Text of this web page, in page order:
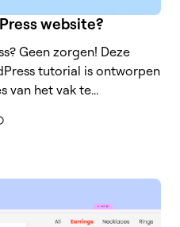
website?
Geen zorgen! Deze
tutorial is ontworpen
van het vak te...